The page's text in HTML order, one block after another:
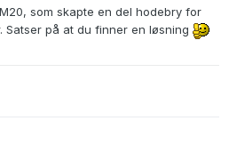
som skapte en del hodebry for
Satser på at du finner en løsning